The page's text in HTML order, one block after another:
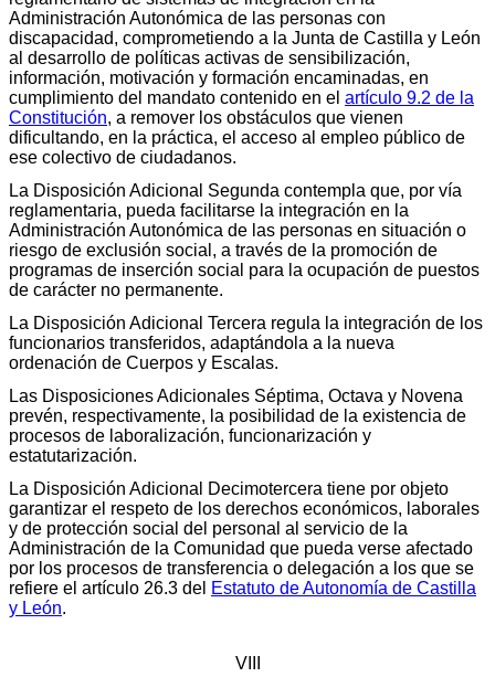
Administración Autonómica de las personas con
discapacidad, comprometiendo a la Junta de Castilla y León
al desarrollo de políticas activas de sensibilización,
información, motivación y formación encaminadas, en
cumplimiento del mandato contenido en el artículo 9.2 de la
Constitución, a remover los obstáculos que vienen
dificultando, en la práctica, el acceso al empleo público de
ese colectivo de ciudadanos.
La Disposición Adicional Segunda contempla que, por vía
reglamentaria, pueda facilitarse la integración en la
Administración Autonómica de las personas en situación o
riesgo de exclusión social, a través de la promoción de
programas de inserción social para la ocupación de puestos
de carácter no permanente.
La Disposición Adicional Tercera regula la integración de los
funcionarios transferidos, adaptándola a la nueva
ordenación de Cuerpos y Escalas.
Las Disposiciones Adicionales Séptima, Octava y Novena
prevén, respectivamente, la posibilidad de la existencia de
procesos de laboralización, funcionarización y
estatutarización.
La Disposición Adicional Decimotercera tiene por objeto
garantizar el respeto de los derechos económicos, laborales
y de protección social del personal al servicio de la
Administración de la Comunidad que pueda verse afectado
por los procesos de transferencia o delegación a los que se
refiere el artículo 26.3 del Estatuto de Autonomía de Castilla
y León.
VIII